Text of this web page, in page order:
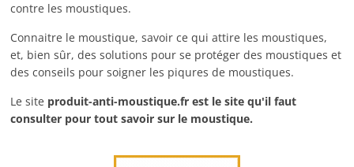
contre les moustiques.
Connaitre le moustique, savoir ce qui attire les moustiques,
et, bien sûr, des solutions pour se protéger des moustiques et
des conseils pour soigner les piqures de moustiques.
Le site produit-anti-moustique.fr est le site qu'il faut
consulter pour tout savoir sur le moustique.